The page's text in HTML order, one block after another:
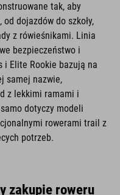
dojazdów do szkoły,
z rówieśnikami. Linia
bezpieczeństwo i
Elite Rookie bazują na
samej nazwie,
z lekkimi ramami i
dotyczy modeli
rowerami trail z
potrzeb.
zakupie roweru